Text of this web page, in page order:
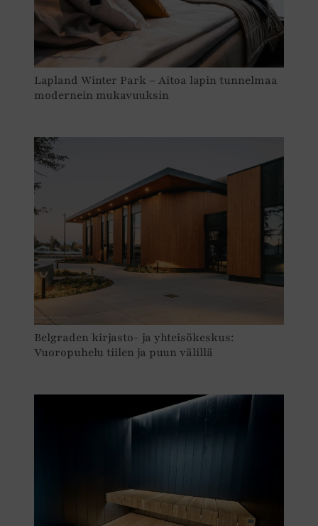
Lapland Winter Park – Aitoa lapin tunnelmaa
modernein mukavuuksin
Belgraden kirjasto- ja yhteisökeskus:
Vuoropuhelu tiilen ja puun välillä